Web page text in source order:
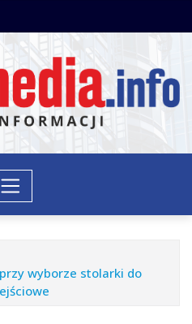
wyborze stolarki do